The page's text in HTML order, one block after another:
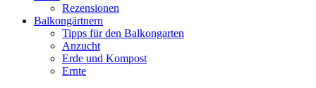
Rezensionen
Balkongärtnern
Tipps für den Balkongarten
Anzucht
Erde und Kompost
Ernte